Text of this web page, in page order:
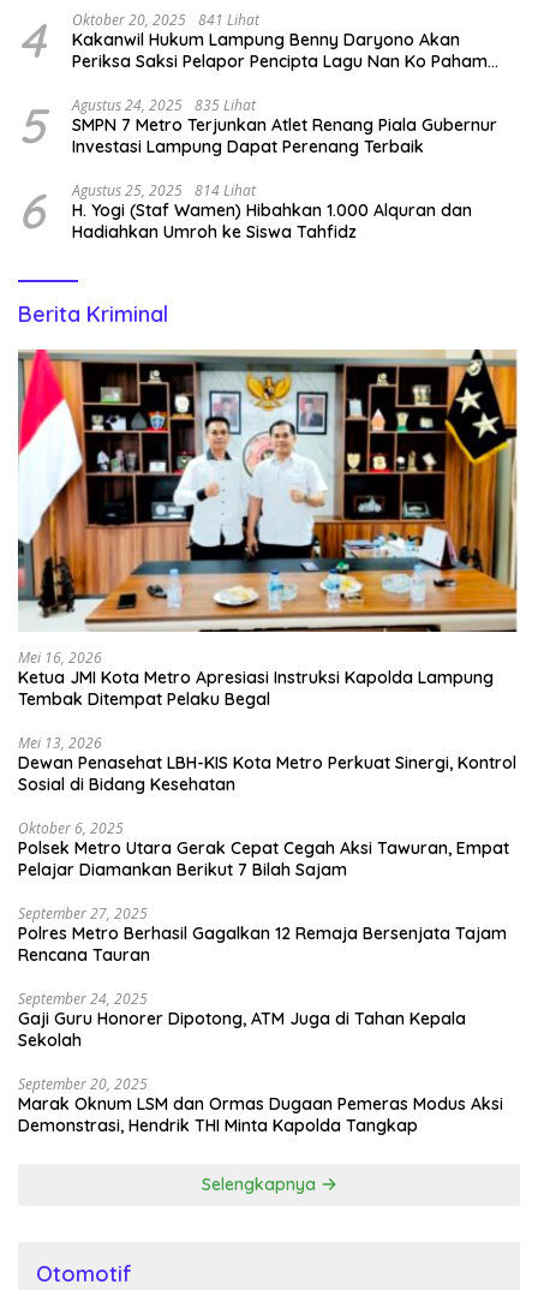
4 Oktober 20, 2025 841 Lihat
Kakanwil Hukum Lampung Benny Daryono Akan
Periksa Saksi Pelapor Pencipta Lagu Nan Ko Paham
5 Agustus 24, 2025 835 Lihat
SMPN 7 Metro Terjunkan Atlet Renang Piala Gubernur
Investasi Lampung Dapat Perenang Terbaik
6 Agustus 25, 2025 814 Lihat
H. Yogi (Staf Wamen) Hibahkan 1.000 Alquran dan
Hadiahkan Umroh ke Siswa Tahfidz
Berita Kriminal
Mei 16, 2026
Ketua JMI Kota Metro Apresiasi Instruksi Kapolda Lampung
Tembak Ditempat Pelaku Begal
Mei 13, 2026
Dewan Penasehat LBH-KIS Kota Metro Perkuat Sinergi, Kontrol
Sosial di Bidang Kesehatan
Oktober 6, 2025
Polsek Metro Utara Gerak Cepat Cegah Aksi Tawuran, Empat
Pelajar Diamankan Berikut 7 Bilah Sajam
September 27, 2025
Polres Metro Berhasil Gagalkan 12 Remaja Bersenjata Tajam
Rencana Tauran
September 24, 2025
Gaji Guru Honorer Dipotong, ATM Juga di Tahan Kepala
Sekolah
September 20, 2025
Marak Oknum LSM dan Ormas Dugaan Pemeras Modus Aksi
Demonstrasi, Hendrik THI Minta Kapolda Tangkap
Selengkapnya
Otomotif